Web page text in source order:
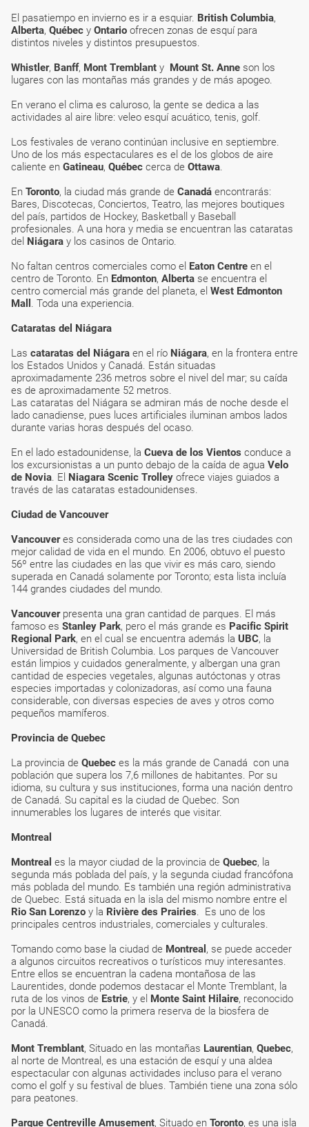
El pasatiempo en invierno es ir a esquiar. British Columbia,
Alberta, Québec y Ontario ofrecen zonas de esquí para
distintos niveles y distintos presupuestos.
Whistler, Banff, Mont Tremblant y Mount St. Anne son los
lugares con las montañas más grandes y de más apogeo.
En verano el clima es caluroso, la gente se dedica a las
actividades al aire libre: veleo esquí acuático, tenis, golf.
Los festivales de verano continúan inclusive en septiembre.
Uno de los más espectaculares es el de los globos de aire
caliente en Gatineau, Québec cerca de Ottawa.
En Toronto, la ciudad más grande de Canadá encontrarás:
Bares, Discotecas, Conciertos, Teatro, las mejores boutiques
del país, partidos de Hockey, Basketball y Baseball
profesionales. A una hora y media se encuentran las cataratas
del Niágara y los casinos de Ontario.
No faltan centros comerciales como el Eaton Centre en el
centro de Toronto. En Edmonton, Alberta se encuentra el
centro comercial más grande del planeta, el West Edmonton
Mall . Toda una experiencia.
Cataratas del Niágara
Las cataratas del Niágara en el río Niágara, en la frontera entre
los Estados Unidos y Canadá. Están situadas
aproximadamente 236 metros sobre el nivel del mar; su caída
es de aproximadamente 52 metros.
Las cataratas del Niágara se admiran más de noche desde el
lado canadiense, pues luces artificiales iluminan ambos lados
durante varias horas después del ocaso.
En el lado estadounidense, la Cueva de los Vientos conduce a
los excursionistas a un punto debajo de la caída de agua Velo
de Novia. El Niagara Scenic Trolley ofrece viajes guiados a
través de las cataratas estadounidenses.
Ciudad de Vancouver
Vancouveres considerada como una de las tres ciudades con
mejor calidad de vida en el mundo. En 2006, obtuvo el puesto
56º entre las ciudades en las que vivir es más caro, siendo
superada en Canadá solamente por Toronto; esta lista incluía
144 grandes ciudades del mundo.
Vancouver presenta una gran cantidad de parques. El más
famoso es Stanley Park, pero el más grande es Pacific Spirit
Regional Park, en el cual se encuentra además la UBC, la
Universidad de British Columbia. Los parques de Vancouver
están limpios y cuidados generalmente, y albergan una gran
cantidad de especies vegetales, algunas autóctonas y otras
especies importadas y colonizadoras, así como una fauna
considerable, con diversas especies de aves y otros como
pequeños mamíferos.
Provincia de Quebec
La provincia de Quebec es la más grande de Canadá con una
población que supera los 7,6 millones de habitantes. Por su
idioma, su cultura y sus instituciones, forma una nación dentro
de Canadá. Su capital es la ciudad de Quebec. Son
innumerables los lugares de interés que visitar.
Montreal
Montreal es la mayor ciudad de la provincia de Quebec, la
segunda más poblada del país, y la segunda ciudad francófona
más poblada del mundo. Es también una región administrativa
de Quebec. Está situada en la isla del mismo nombre entre el
Rio San Lorenzo y la Rivière des Prairies. Es uno de los
principales centros industriales, comerciales y culturales.
Tomando como base la ciudad de Montreal , se puede acceder
a algunos circuitos recreativos o turísticos muy interesantes.
Entre ellos se encuentran la cadena montañosa de las
Laurentides, donde podemos destacar el Monte Tremblant, la
ruta de los vinos de Estrie, y el Monte Saint Hilaire, reconocido
por la UNESCO como la primera reserva de la biosfera de
Canadá.
Mont Tremblant, Situado en las montañas Laurentian, Quebec,
al norte de Montreal, es una estación de esquí y una aldea
espectacular con algunas actividades incluso para el verano
como el golf y su festival de blues. También tiene una zona sólo
para peatones.
Parque Centreville Amusement, Situado en Toronto, es una isla